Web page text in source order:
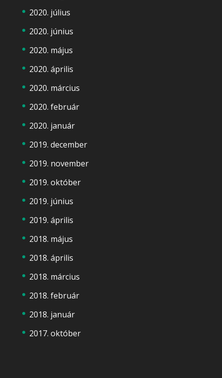
2020. július
2020. június
2020. május
2020. április
2020. március
2020. február
2020. január
2019. december
2019. november
2019. október
2019. június
2019. április
2018. május
2018. április
2018. március
2018. február
2018. január
2017. október